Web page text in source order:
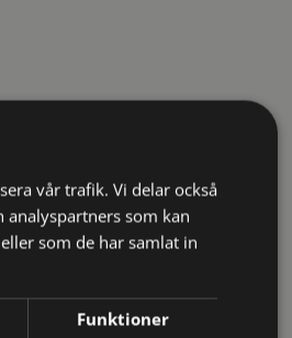
vår trafik. Vi delar också
som kan
som de har samlat in
Funktioner